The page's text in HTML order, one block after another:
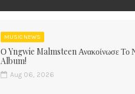
MUSIC NEWS
Ο Yngwie Malmsteen Ανακοίνωσε Το
Album!
Aug 06, 2026